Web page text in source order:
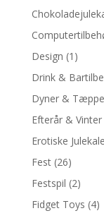
Design (1)
Drink &
Dyner &
Efterår & Vinter
Erotiske
Fest (26)
Festspil (2)
Fidget Toys (4)